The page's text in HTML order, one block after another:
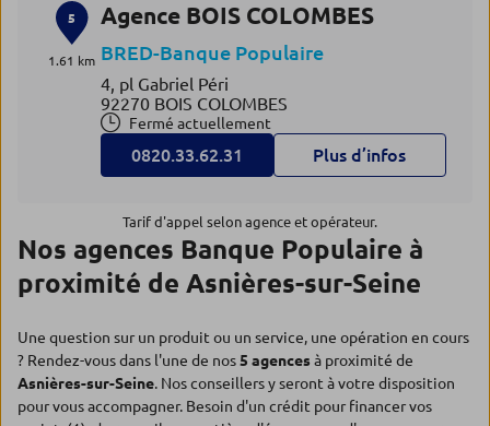
5
1.61 km
Agence BOIS COLOMBES
BRED-Banque Populaire
4, pl Gabriel Péri
92270 BOIS COLOMBES
Fermé actuellement
0820.33.62.31 Plus d’infos
Tarif d'appel selon agence et opérateur.
Nos agences Banque Populaire à
proximité de Asnières-sur-Seine
Une question sur un produit ou un service, une opération en cours
? Rendez-vous dans l'une de nos5 agencesà proximité de
Asnières-sur-Seine. Nos conseillers y seront à votre disposition
pour vous accompagner. Besoin d'un crédit pour financer vos